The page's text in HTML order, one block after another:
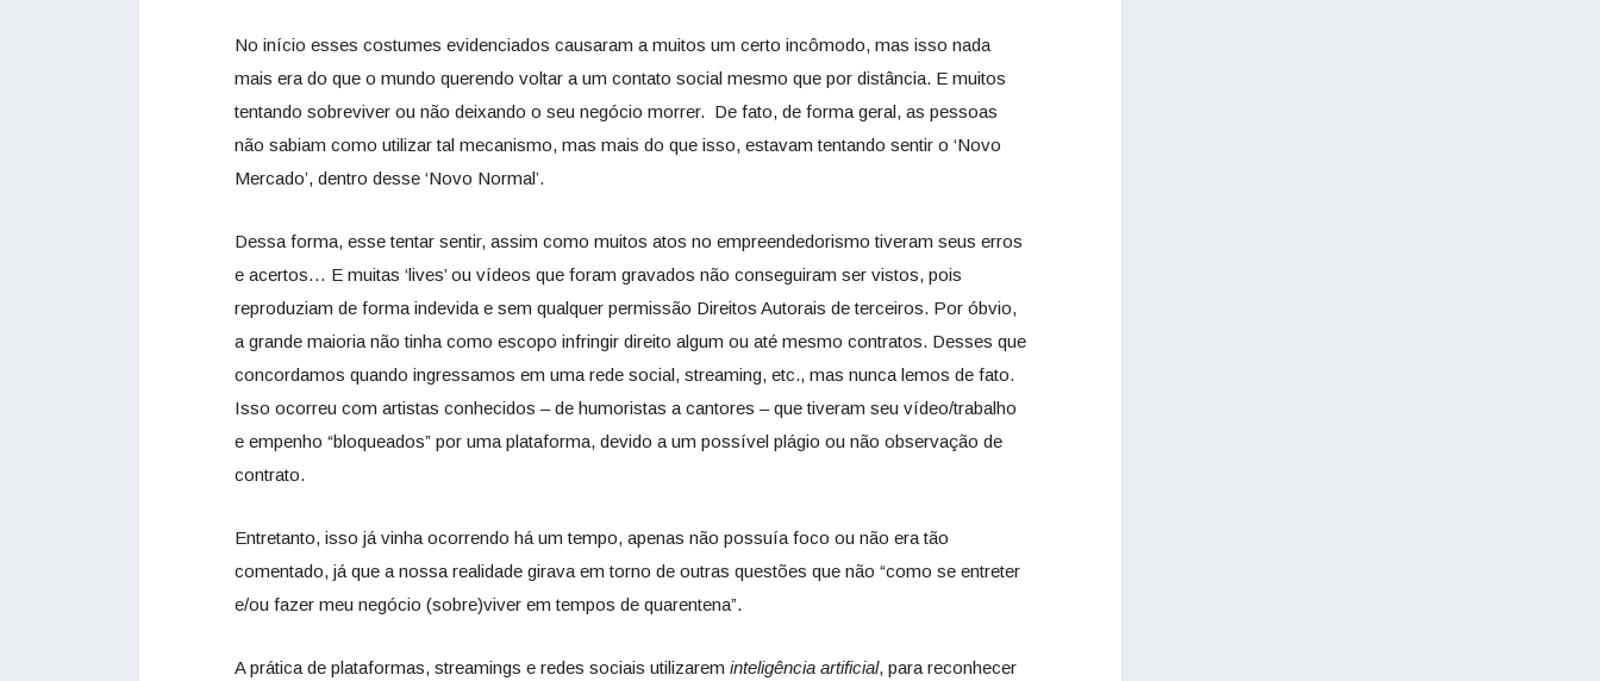
No início esses costumes evidenciados causaram a muitos um certo incômodo, mas isso nada
mais era do que o mundo querendo voltar a um contato social mesmo que por distância. E muitos
tentando sobreviver ou não deixando o seu negócio morrer. De fato, de forma geral, as pessoas
não sabiam como utilizar tal mecanismo, mas mais do que isso, estavam tentando sentir o ‘Novo
Mercado’, dentro desse ‘Novo Normal’.
Dessa forma, esse tentar sentir, assim como muitos atos no empreendedorismo tiveram seus erros
e acertos… E muitas ‘lives’ ou vídeos que foram gravados não conseguiram ser vistos, pois
reproduziam de forma indevida e sem qualquer permissão Direitos Autorais de terceiros. Por óbvio,
a grande maioria não tinha como escopo infringir direito algum ou até mesmo contratos. Desses que
concordamos quando ingressamos em uma rede social, streaming, etc., mas nunca lemos de fato.
Isso ocorreu com artistas conhecidos – de humoristas a cantores – que tiveram seu vídeo/trabalho
e empenho “bloqueados” por uma plataforma, devido a um possível plágio ou não observação de
contrato.
Entretanto, isso já vinha ocorrendo há um tempo, apenas não possuía foco ou não era tão
comentado, já que a nossa realidade girava em torno de outras questões que não “como se entreter
e/ou fazer meu negócio (sobre)viver em tempos de quarentena”.
A prática de plataformas, streamings e redes sociais utilizarem inteligência artificial, para reconhecer